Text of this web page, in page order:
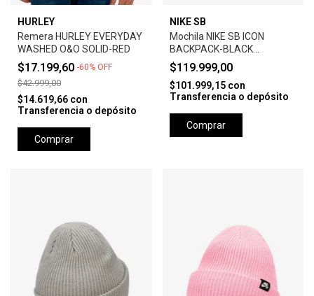
HURLEY
Remera HURLEY EVERYDAY
WASHED O&O SOLID-RED
$17.199,60 -60% OFF
$42.999,00
$14.619,66 con
Transferencia o depósito
Comprar
NIKE SB
Mochila NIKE SB ICON
BACKPACK-BLACK
ANTHRACITE
$119.999,00
$101.999,15 con
Transferencia o depósito
Comprar